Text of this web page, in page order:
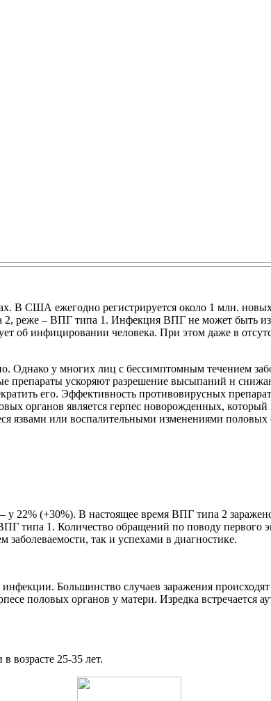
В США ежегодно регистрируется около 1 млн.
реже – ВПГ типа 1. Инфекция ВПГ не может быть
об инфицировании человека. При этом даже в
Однако у многих лиц с бессимптомным течением
ускоряют разрешение высыпаний н
его. Эффективность противовирусных
органов является герпес новорожденных,
или воспалительными изменениями половых
22% (+30%). В настоящее время ВПГ типа 2
типа 1. Количество обращений по поводу первого
заболеваемости, так и успехами в диагностике.
Большинство случаев заражения
половых органов у матери. Изредка встречается
возрасте 25-35 лет.